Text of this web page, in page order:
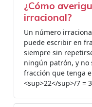
¿Cómo
irracional?
Un número
puede escribir en
siempre sin
ningún patrón, y no
fracción que tenga
<sup>22</sup>/7 =